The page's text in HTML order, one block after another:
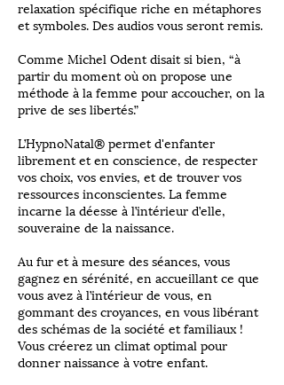
relaxation spécifique riche en métaphores
et symboles. Des audios vous seront remis.
Comme Michel Odent disait si bien, “à
partir du moment où on propose une
méthode à la femme pour accoucher, on la
prive de ses libertés.”
L’HypnoNatal® permet d'enfanter
librement et en conscience, de respecter
vos choix, vos envies, et de trouver vos
ressources inconscientes. La femme
incarne la déesse à l’intérieur d’elle,
souveraine de la naissance.
Au fur et à mesure des séances, vous
gagnez en sérénité, en accueillant ce que
vous avez à l’intérieur de vous, en
gommant des croyances, en vous libérant
des schémas de la société et familiaux !
Vous créerez un climat optimal pour
donner naissance à votre enfant.